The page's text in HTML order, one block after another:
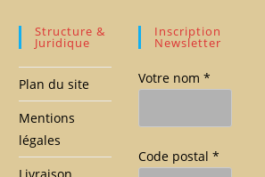
Structure &
Juridique
Plan du site
Mentions
légales
Inscription
Newsletter
Votre nom *
Code postal *